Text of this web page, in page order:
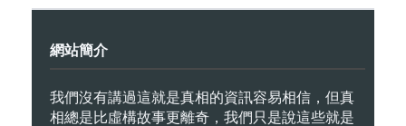
網站簡介
我們沒有講過這就是真相的資訊容易相信，但真
相總是比虛構故事更離奇，我們只是說這些就是